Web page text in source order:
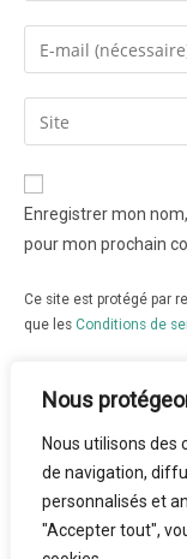
Nous
Nous utilisons des
de navigation,
personnalisés et
"Accepter tout",
Enregistrer mon
pour mon prochain
Ce site est protégé par
que les Conditions de